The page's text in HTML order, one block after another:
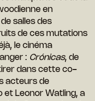
en
salles des
de ces mutations
le cinéma
: Crónicas, de
dans cette co-
acteurs de
et Leonor Watling, a